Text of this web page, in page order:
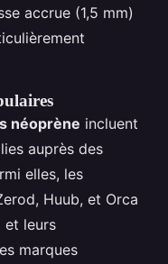
accrue (1,5 mm)
néoprène incluent
auprès des
elles, les
Huub, et Orca
et leurs
marques